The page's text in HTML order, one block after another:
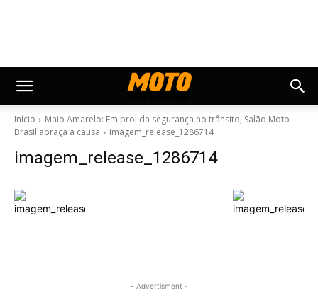
Início
Maio Amarelo: Em prol da segurança no trânsito, Salão Moto
Brasil abraça a causa
imagem_release_1286714
imagem_release_1286714
- Advertisment -